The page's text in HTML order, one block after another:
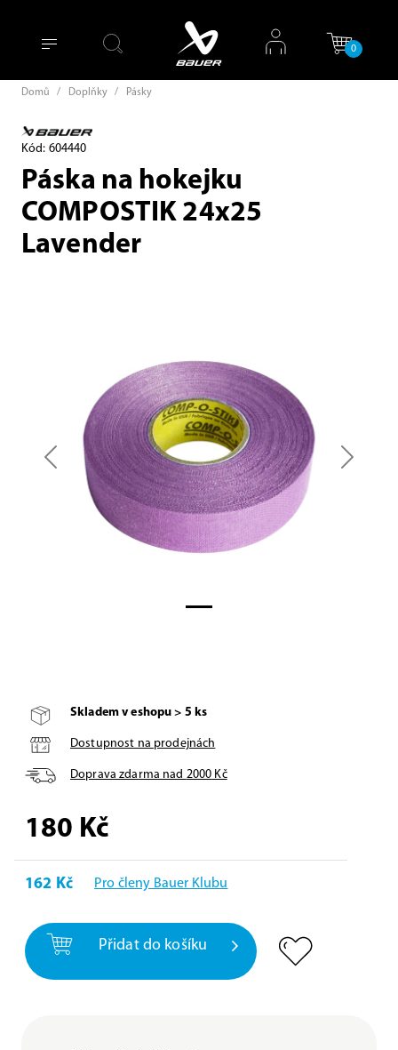
0
Domů / Doplňky / Pásky
Kód: 604440
Páska na hokejku
COMPOSTIK 24x25
Lavender
Previous Next
Skladem v eshopu > 5 ks
Dostupnost na prodejnách
Doprava zdarma nad 2000 Kč
180 Kč
162 Kč Pro členy Bauer Klubu
Přidat do košíku